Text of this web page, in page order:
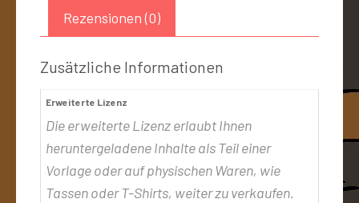
Rezensionen (0)
Zusätzliche Informationen
Erweiterte Lizenz
Die erweiterte Lizenz erlaubt Ihnen
heruntergeladene Inhalte als Teil einer
Vorlage oder auf physischen Waren, wie
Tassen oder T-Shirts, weiter zu verkaufen.